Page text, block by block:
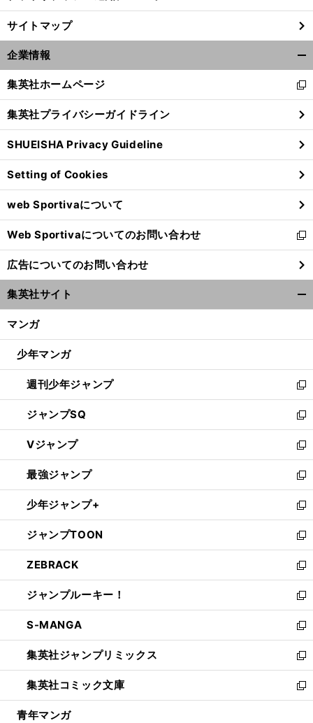
サイトマップ
企業情報
閉
る
集英社ホームページ
新
し
い
ウ
ィ
ン
ド
ウ
で
開
く
集英社プライバシーガイドライン
SHUEISHA Privacy Guideline
Setting of Cookies
web Sportivaについて
Web Sportivaについてのお問い合わせ
新
し
い
ウ
ィ
ン
ウ
開
く
広告についてのお問い合わせ
集英社サイト
マンガ
少年マンガ
週刊少年ジャンプ
新
し
い
ウ
ィ
ン
ド
ウ
で
開
く
ジャンプSQ
新
し
い
ウ
ィ
ン
ド
ウ
で
開
く
Vジャンプ
新
し
い
ウ
ィ
ン
ド
ウ
で
開
く
最強ジャンプ
新
し
い
ウ
ィ
ン
ド
ウ
で
開
く
少年ジャンプ+
新
し
い
ウ
ィ
ン
ド
ウ
で
開
く
ジャンプTOON
新
し
い
ウ
ィ
ン
ド
ウ
で
開
く
ZEBRACK
新
し
い
ウ
ィ
ン
ド
ウ
で
開
ジャンプルーキー！
新
し
い
ウ
ィ
ン
ド
ウ
S-MANGA
新
し
い
ウ
ィ
ン
集英社ジャンプリミックス
新
し
い
ウ
集英社コミック文庫
新
し
青年マンガ